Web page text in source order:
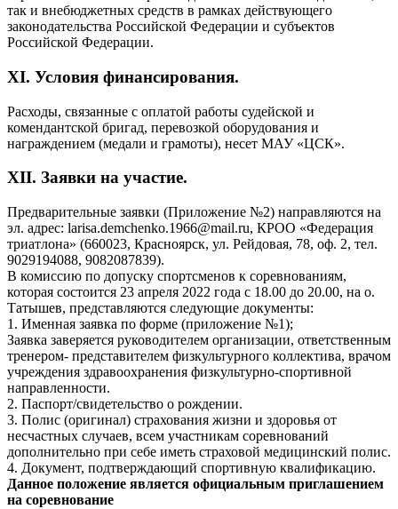
так и внебюджетных средств в рамках действующего
законодательства Российской Федерации и субъектов
Российской Федерации.
XI. Условия финансирования.
Расходы, связанные с оплатой работы судейской и
комендантской бригад, перевозкой оборудования и
награждением (медали и грамоты), несет МАУ «ЦСК».
XII. Заявки на участие.
Предварительные заявки (Приложение №2) направляются на
эл. адрес: larisa.demchenko.1966@mail.ru, КРОО «Федерация
триатлона» (660023, Красноярск, ул. Рейдовая, 78, оф. 2, тел.
9029194088, 9082087839).
В комиссию по допуску спортсменов к соревнованиям,
которая состоится 23 апреля 2022 года с 18.00 до 20.00, на о.
Татышев, представляются следующие документы:
1. Именная заявка по форме (приложение №1);
Заявка заверяется руководителем организации, ответственным
тренером- представителем физкультурного коллектива, врачом
учреждения здравоохранения физкультурно-спортивной
направленности.
2. Паспорт/свидетельство о рождении.
3. Полис (оригинал) страхования жизни и здоровья от
несчастных случаев, всем участникам соревнований
дополнительно при себе иметь страховой медицинский полис.
4. Документ, подтверждающий спортивную квалификацию.
Данное положение является официальным приглашением
на соревнование